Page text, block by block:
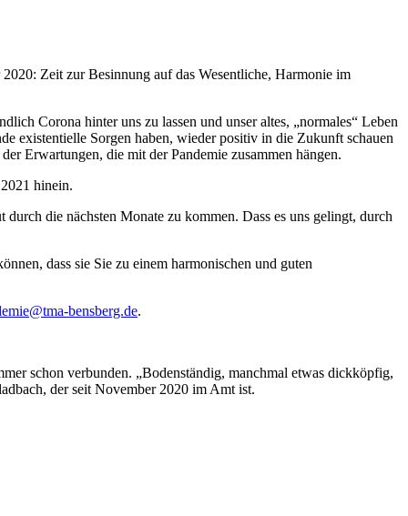
Zeit zur Besinnung auf das Wesentliche, Harmonie im
Corona hinter uns zu lassen und unser altes, „normales“ Leben
existentielle Sorgen haben, wieder positiv in die Zukunft schauen
Erwartungen, die mit der Pandemie zusammen hängen.
hinein.
die nächsten Monate zu kommen. Dass es uns gelingt, durch
dass sie Sie zu einem harmonischen und guten
bensberg.de.
schon verbunden. „Bodenständig, manchmal etwas dickköpfig,
der seit November 2020 im Amt ist.